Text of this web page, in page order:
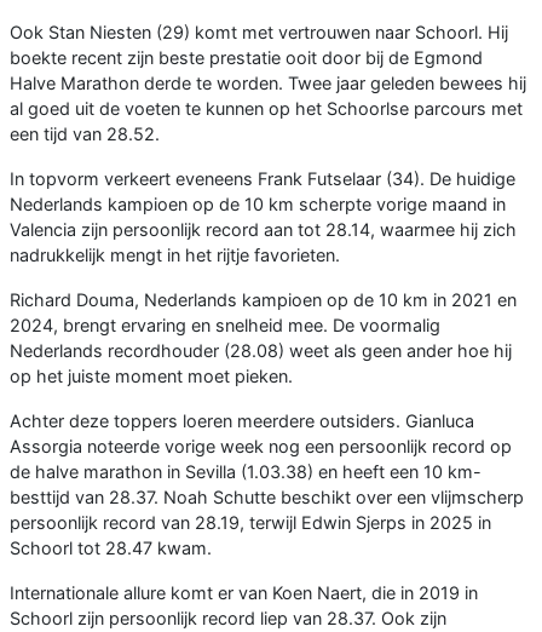
Ook Stan Niesten (29) komt met vertrouwen naar Schoorl. Hij
boekte recent zijn beste prestatie ooit door bij de Egmond
Halve Marathon derde te worden. Twee jaar geleden bewees hij
al goed uit de voeten te kunnen op het Schoorlse parcours met
een tijd van 28.52.
In topvorm verkeert eveneens Frank Futselaar (34). De huidige
Nederlands kampioen op de 10 km scherpte vorige maand in
Valencia zijn persoonlijk record aan tot 28.14, waarmee hij zich
nadrukkelijk mengt in het rijtje favorieten.
Richard Douma, Nederlands kampioen op de 10 km in 2021 en
2024, brengt ervaring en snelheid mee. De voormalig
Nederlands recordhouder (28.08) weet als geen ander hoe hij
op het juiste moment moet pieken.
Achter deze toppers loeren meerdere outsiders. Gianluca
Assorgia noteerde vorige week nog een persoonlijk record op
de halve marathon in Sevilla (1.03.38) en heeft een 10 km-
besttijd van 28.37. Noah Schutte beschikt over een vlijmscherp
persoonlijk record van 28.19, terwijl Edwin Sjerps in 2025 in
Schoorl tot 28.47 kwam.
Internationale allure komt er van Koen Naert, die in 2019 in
Schoorl zijn persoonlijk record liep van 28.37. Ook zijn